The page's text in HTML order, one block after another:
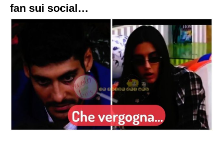
fan sui social…